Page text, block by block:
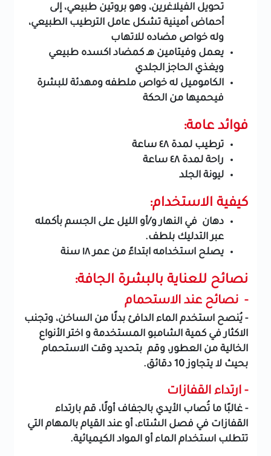
تحويل الفيلاغرين، وهو بروتين طبيعي، إلى
أحماض أمينية تشكل عامل الترطيب الطبيعي،
وله خواص مضاده للاتهاب
يعمل وفيتامين هـ كمضاد اكسده طبيعي
ويغذي الحاجز الجلدي
الكاموميل له خواص ملطفه ومهدئة للبشرة
فيحميها من الحكة
فوائد عامة:
ترطيب لمدة ٤٨ ساعة
راحة لمدة ٤٨ ساعة
ليونة الجلد
كيفية الاستخدام:
دهان في النهار و/أو الليل على الجسم بأكمله
عبر التدليك بلطف.
يصلح استخدامه ابتداءً من عمر ١٨ سنة
نصائح للعناية بالبشرة الجافة:
- نصائح عند الاستحمام
- يُنصح استخدم الماء الدافئ بدلًا من الساخن، وتجنب
الاكثار في كمية الشامبو المستخدمة و اختر الأنواع
الخالية من العطور، وقم بتحديد وقت الاستحمام
بحيث لا يتجاوز 10 دقائق.
- ارتداء القفازات
- غالبًا ما تُصاب الأيدي بالجفاف أولًا، قم بارتداء
القفازات في فصل الشتاء، أو عند القيام بالمهام التي
تتطلب استخدام الماء أو المواد الكيميائية.